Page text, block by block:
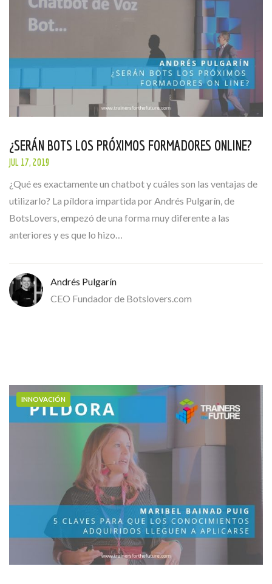
¿SERÁN BOTS LOS PRÓXIMOS FORMADORES ONLINE?
JUL 17, 2019
¿Qué es exactamente un chatbot y cuáles son las ventajas de
utilizarlo? La píldora impartida por Andrés Pulgarín, de
BotsLovers, empezó de una forma muy diferente a las
anteriores y es que lo hizo…
Andrés Pulgarín
CEO Fundador de Botslovers.com
INNOVACIÓN